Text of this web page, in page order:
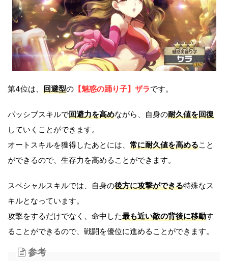
第4位は、 回避型の 【魅惑の踊り子】ザラです。
パッシブスキルで回避力を高めながら、自身の耐久値を回復
していくことができます。
オートスキルを獲得したあとには、 常に耐久値を高めること
ができるので、生存力を高めることができます。
スペシャルスキルでは、自身の後方に攻撃ができる特殊なス
キルとなっています。
攻撃をするだけでなく、命中した最も近い敵の背後に移動す
ることができるので、戦闘を優位に進めることができます。
参考